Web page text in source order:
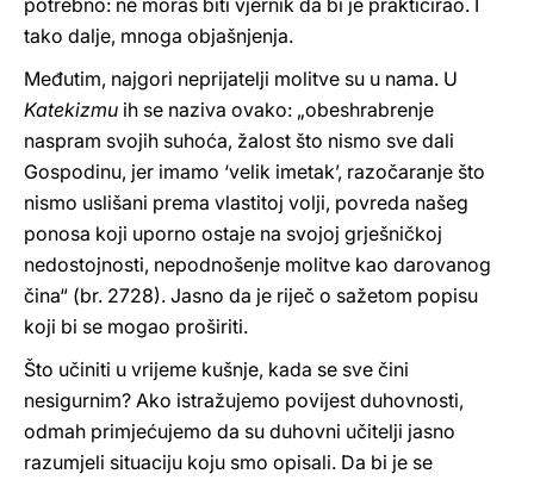
potrebno: ne moraš biti vjernik da bi je prakticirao. I
tako dalje, mnoga objašnjenja.
Međutim, najgori neprijatelji molitve su u nama. U
Katekizmu ih se naziva ovako: „obeshrabrenje
naspram svojih suhoća, žalost što nismo sve dali
Gospodinu, jer imamo ‘velik imetak’, razočaranje što
nismo uslišani prema vlastitoj volji, povreda našeg
ponosa koji uporno ostaje na svojoj grješničkoj
nedostojnosti, nepodnošenje molitve kao darovanog
čina“ (br. 2728). Jasno da je riječ o sažetom popisu
koji bi se mogao proširiti.
Što učiniti u vrijeme kušnje, kada se sve čini
nesigurnim? Ako istražujemo povijest duhovnosti,
odmah primjećujemo da su duhovni učitelji jasno
razumjeli situaciju koju smo opisali. Da bi je se